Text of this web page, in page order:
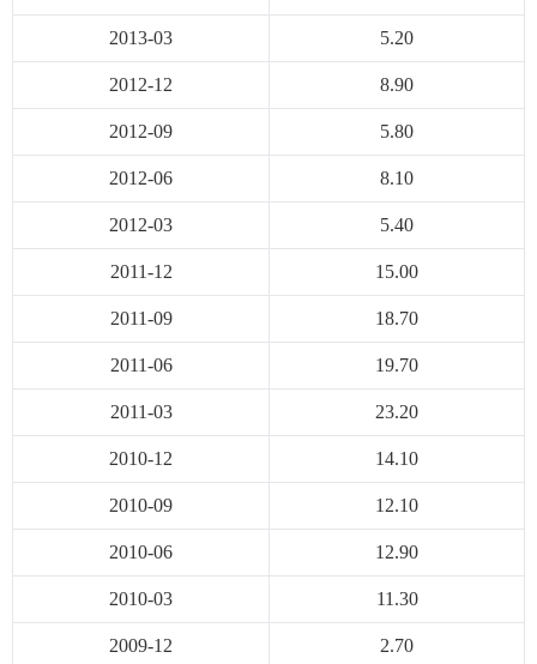
2013-03 5.20
2012-12 8.90
2012-09 5.80
2012-06 8.10
2012-03 5.40
2011-12 15.00
2011-09 18.70
2011-06 19.70
2011-03 23.20
2010-12 14.10
2010-09 12.10
2010-06 12.90
2010-03 11.30
2009-12 2.70